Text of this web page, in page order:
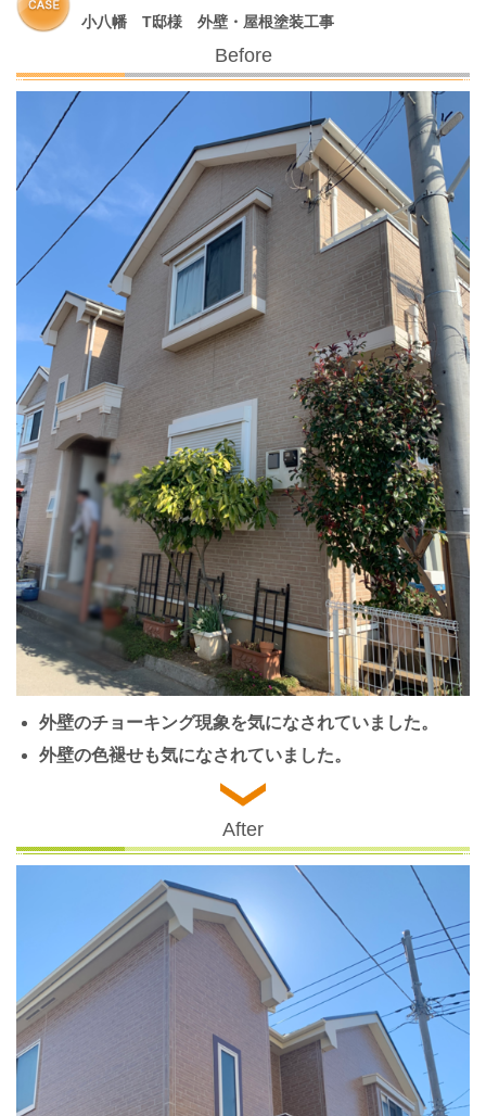
小八幡 T邸様 外壁・屋根塗装工事
Before
外壁のチョーキング現象を気になされていました。
外壁の色褪せも気になされていました。
After